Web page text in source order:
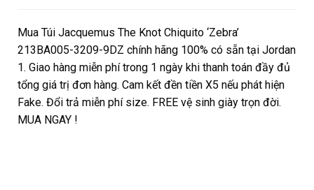
Mua Túi Jacquemus The Knot Chiquito ‘Zebra’
213BA005-3209-9DZ chính hãng 100% có sẵn tại Jordan
1. Giao hàng miễn phí trong 1 ngày khi thanh toán đầy đủ
tổng giá trị đơn hàng. Cam kết đền tiền X5 nếu phát hiện
Fake. Đổi trả miễn phí size. FREE vệ sinh giày trọn đời.
MUA NGAY !